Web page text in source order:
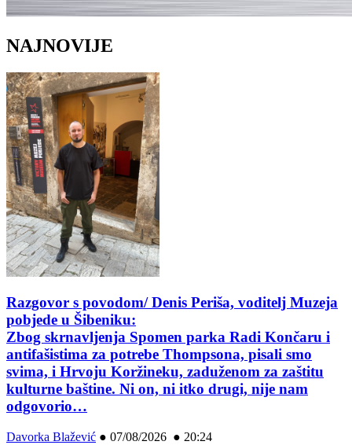
NAJNOVIJE
Razgovor s povodom/ Denis Periša, voditelj Muzeja
pobjede u Šibeniku:
Zbog skrnavljenja Spomen parka Radi Končaru i
antifašistima za potrebe Thompsona, pisali smo
svima, i Hrvoju Koržineku, zaduženom za zaštitu
kulturne baštine. Ni on, ni itko drugi, nije nam
odgovorio…
Davorka Blažević ● 07/08/2026 ● 20:24